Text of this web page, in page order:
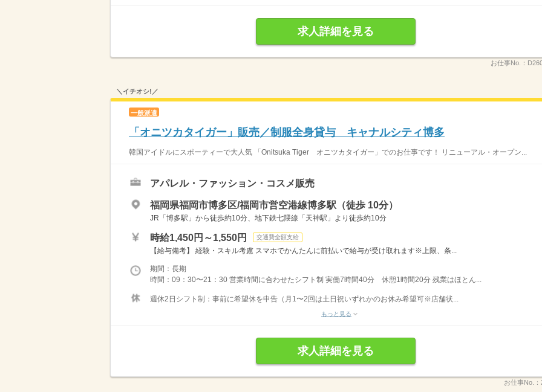
求人詳細を見る
お仕事No.：
＼イチオシ!／
一般派遣
「オニツカタイガー」販売／制服全身貸与 キャナルシティ博多
韓国アイドルにスポーティーで大人気 「Onitsuka Tiger オニツカタイガー」でのお仕事です！ リニューアル・オープン...
アパレル・ファッション・コスメ販売
福岡県福岡市博多区/福岡市営空港線博多駅（徒歩 10分）
JR「博多駅」から徒歩約10分、地下鉄七隈線「天神駅」より徒歩約10分
時給1,450円～1,550円 交通費全額支給
【給与備考】 経験・スキル考慮 スマホでかんたんに前払いで給与が受け取れます※上限、条...
期間：長期
時間：09：30〜21：30 営業時間に合わせたシフト制 実働7時間40分 休憩1時間20分 残業はほとん...
週休2日シフト制：事前に希望休を申告（月1〜2回は土日祝いずれかのお休み希望可※店舗状...
もっと見る
求人詳細を見る
お仕事No.：